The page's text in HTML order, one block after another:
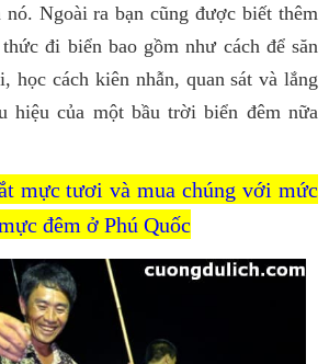
Ngoài ra bạn cũng được biết thêm
đi biển bao gồm như cách để săn
học cách kiên nhẫn, quan sát và lắng
hiệu của một bầu trời biển đêm nữa
mực tươi và mua chúng với mức
đêm ở Phú Quốc